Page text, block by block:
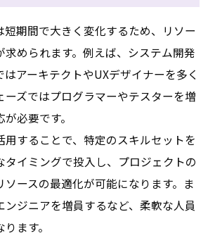
期間で大きく変化するため、リソー
求められます。例えば、システム開発
アーキテクトやUXデザイナーを多く
ーズではプログラマーやテスターを増
必要です。
用することで、特定のスキルセットを
タイミングで投入し、プロジェクトの
ースの最適化が可能になります。ま
ンジニアを増員するなど、柔軟な人員
ます。